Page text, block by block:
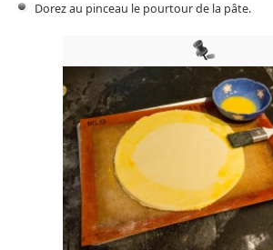
Dorez au pinceau le pourtour de la pâte.